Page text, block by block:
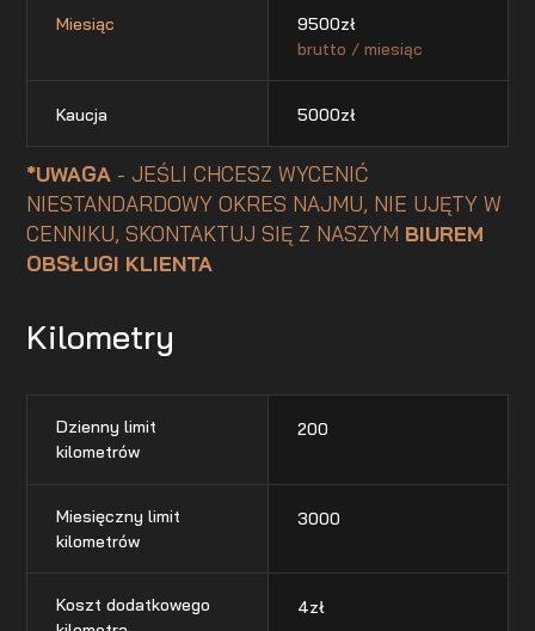
Miesiąc 9500zł
brutto / miesiąc
Kaucja 5000zł
*UWAGA - JEŚLI CHCESZ WYCENIĆ
NIESTANDARDOWY OKRES NAJMU, NIE UJĘTY W
CENNIKU, SKONTAKTUJ SIĘ Z NASZYM BIUREM
OBSŁUGI KLIENTA
Kilometry
Dzienny limit
kilometrów
200
Miesięczny limit
kilometrów
3000
Koszt dodatkowego
4zł